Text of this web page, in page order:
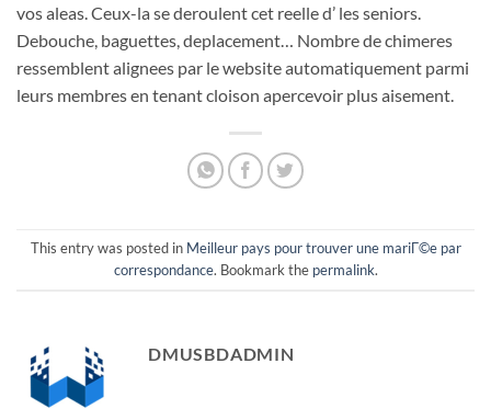
vos aleas. Ceux-la se deroulent cet reelle d’ les seniors.
Debouche, baguettes, deplacement… Nombre de chimeres
ressemblent alignees par le website automatiquement parmi
leurs membres en tenant cloison apercevoir plus aisement.
This entry was posted in Meilleur pays pour trouver une mariГ©e par
correspondance. Bookmark the permalink.
DMUSBDADMIN